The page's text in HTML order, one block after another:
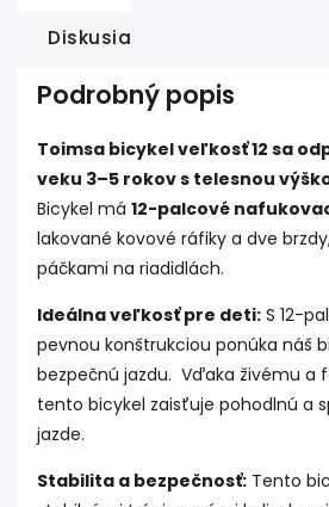
Diskusia
Podrobný popis
Toimsa bicykel veľkosť 12 sa
veku 3–5 rokov s telesnou
Bicykel má 12-palcové
lakované kovové ráfiky a dve
páčkami na riadidlách.
Ideálna veľkosť pre deti: S 12-
pevnou konštrukciou ponúka náš
bezpečnú jazdu. Vďaka živému a
tento bicykel zaisťuje pohodlnú a
jazde.
Stabilita a bezpečnosť: Tento